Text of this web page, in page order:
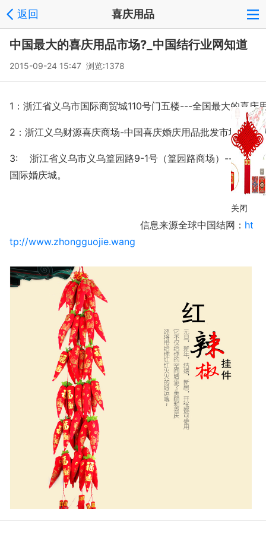
返回 喜庆用品
中国最大的喜庆用品市场?_中国结行业网知道
2015-09-24 15:47 浏览:1378
1：浙江省义乌市国际商贸城110号门五楼---全国最大的喜庆
2：浙江义乌财源喜庆商场-中国喜庆婚庆用品批发市场---喜
3: 浙江省义乌市义乌篁园路9-1号（篁园路商场）---义乌
国际婚庆城。
信息来源全球中国结网： ht
tp://www.zhongguojie.wang
关闭